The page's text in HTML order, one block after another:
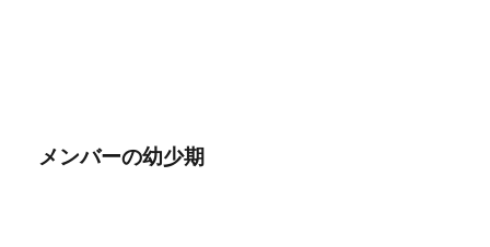
メンバーの幼少期